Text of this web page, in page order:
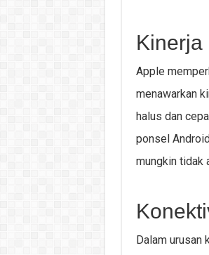
Kinerja
Apple
menawarkan
halus dan
ponsel
mungkin tidak
Dalam urusan